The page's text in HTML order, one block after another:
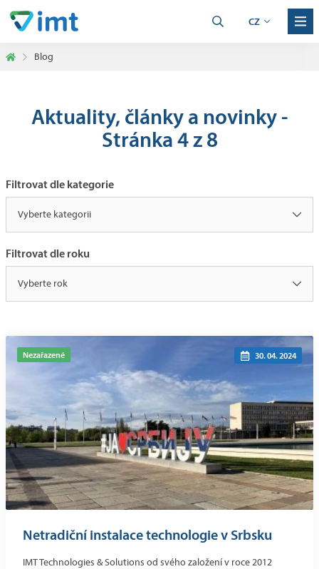
CZ
Blog
Aktuality, články a novinky -
Stránka 4 z 8
Filtrovat dle kategorie
Vyberte kategorii
Filtrovat dle roku
Vyberte rok
Nezařazené 30. 04. 2024
Netradiční instalace technologie v Srbsku
IMT Technologies & Solutions od svého založení v roce 2012